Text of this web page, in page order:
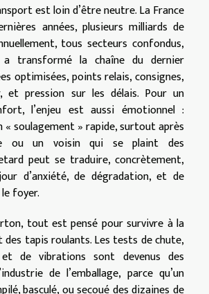
est loin d’être neutre. La France
années, plusieurs milliards de
tous secteurs confondus,
transformé la chaîne du dernier
optimisées, points relais, consignes,
et pression sur les délais. Pour un
l’enjeu est aussi émotionnel :
« soulagement » rapide, surtout après
ou un voisin qui se plaint des
peut se traduire, concrètement,
d’anxiété, de dégradation, et de
foyer.
tout est pensé pour survivre à la
des tapis roulants. Les tests de chute,
de vibrations sont devenus des
de l’emballage, parce qu’un
basculé, ou secoué des dizaines de